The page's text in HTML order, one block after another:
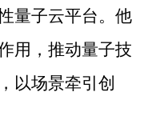
量子云平台。他
用，推动量子技
以场景牵引创